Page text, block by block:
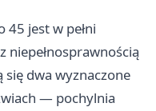
jest w pełni
niepełnosprawnością
dwa wyznaczone
— pochylnia